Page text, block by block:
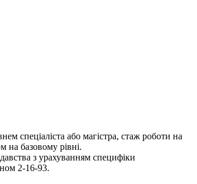
спеціаліста або магістра, стаж роботи на
на базовому рівні.
з урахуванням специфіки
2-16-93.